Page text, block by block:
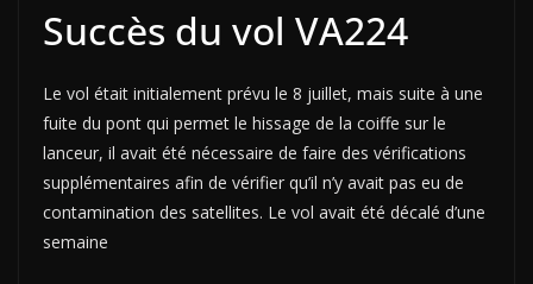
Succès du vol VA224
Le vol était initialement prévu le 8 juillet, mais suite à une
fuite du pont qui permet le hissage de la coiffe sur le
lanceur, il avait été nécessaire de faire des vérifications
supplémentaires afin de vérifier qu’il n’y avait pas eu de
contamination des satellites. Le vol avait été décalé d’une
semaine